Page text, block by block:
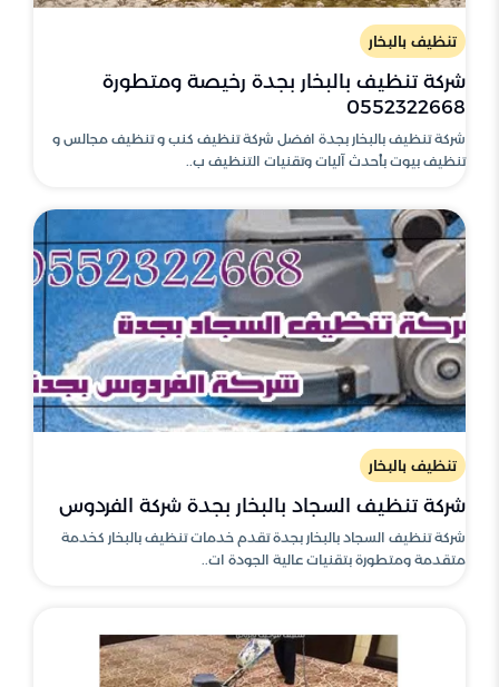
تنظيف بالبخار
شركة تنظيف بالبخار بجدة رخيصة ومتطورة
0552322668
شركة تنظيف بالبخار بجدة افضل شركة تنظيف كنب و تنظيف مجالس و
تنظيف بيوت بأحدث آليات وتقنيات التنظيف ب..
تنظيف بالبخار
شركة تنظيف السجاد بالبخار بجدة شركة الفردوس
شركة تنظيف السجاد بالبخار بجدة تقدم خدمات تنظيف بالبخار كخدمة
متقدمة ومتطورة بتقنيات عالية الجودة ات..